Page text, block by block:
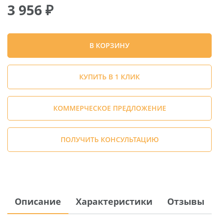
3 956 ₽
В КОРЗИНУ
КУПИТЬ В 1 КЛИК
КОММЕРЧЕСКОЕ ПРЕДЛОЖЕНИЕ
ПОЛУЧИТЬ КОНСУЛЬТАЦИЮ
Описание Характеристики Отзывы